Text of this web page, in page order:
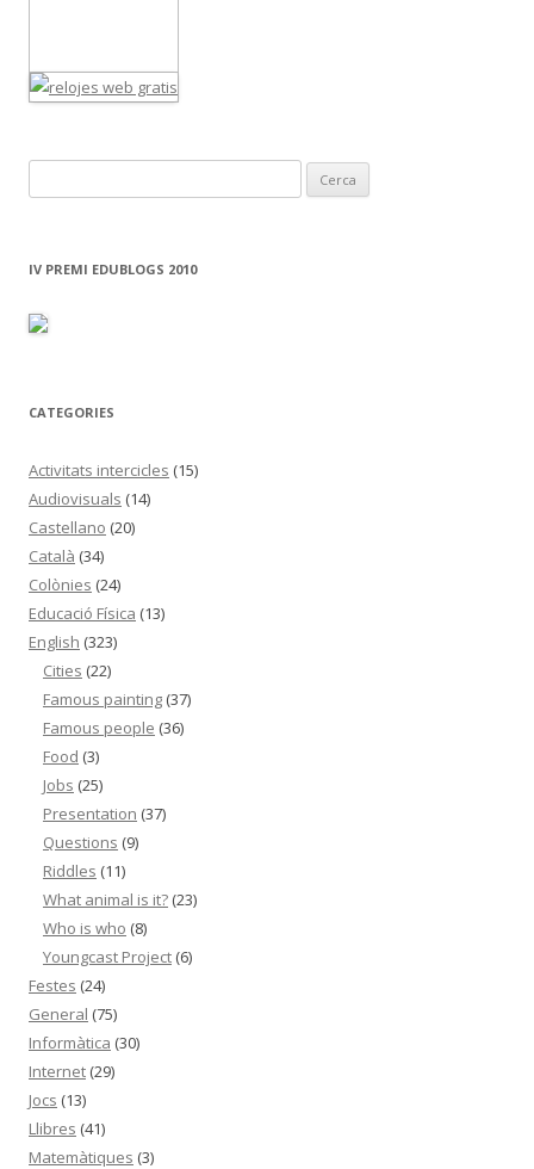
e
c
:
IV PREMI EDUBLOGS 2010
CATEGORIES
Activitats intercicles (15)
Audiovisuals (14)
Castellano (20)
Català (34)
Colònies (24)
Educació Física (13)
English (323)
Cities (22)
Famous painting (37)
Famous people (36)
Food (3)
Jobs (25)
Presentation (37)
Questions (9)
Riddles (11)
What animal is it? (23)
Who is who (8)
Youngcast Project (6)
Festes (24)
General (75)
Informàtica (30)
Internet (29)
Jocs (13)
Llibres (41)
Matemàtiques (3)